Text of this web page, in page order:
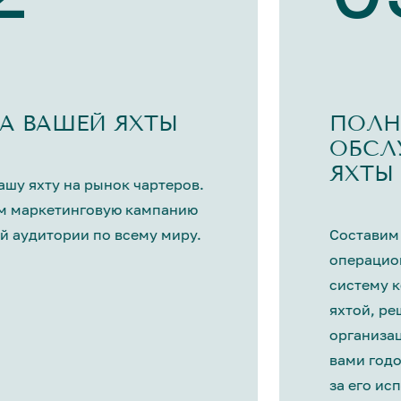
ВАШЕЙ ЯХТЫ
яхту на рынок чартеров.
маркетинговую кампанию
аудитории по всему миру.
ЯХТЫ
систему
яхтой,
вами
за его